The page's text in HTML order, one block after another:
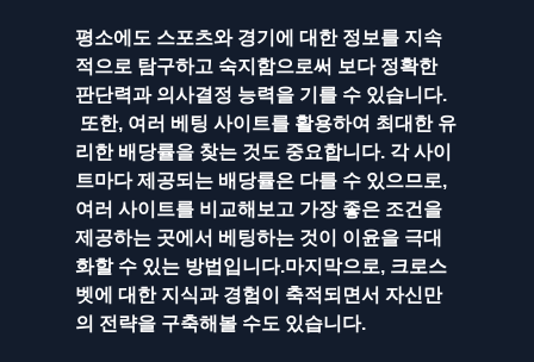
평소에도 스포츠와 경기에 대한 정보를 지속
적으로 탐구하고 숙지함으로써 보다 정확한
판단력과 의사결정 능력을 기를 수 있습니다.
또한, 여러 베팅 사이트를 활용하여 최대한 유
리한 배당률을 찾는 것도 중요합니다. 각 사이
트마다 제공되는 배당률은 다를 수 있으므로,
여러 사이트를 비교해보고 가장 좋은 조건을
제공하는 곳에서 베팅하는 것이 이윤을 극대
화할 수 있는 방법입니다.마지막으로, 크로스
벳에 대한 지식과 경험이 축적되면서 자신만
의 전략을 구축해볼 수도 있습니다.